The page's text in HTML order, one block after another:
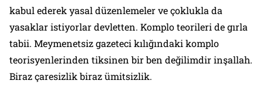
kabul ederek yasal düzenlemeler ve çoklukla da
yasaklar istiyorlar devletten. Komplo teorileri de gırla
tabii. Meymenetsiz gazeteci kılığındaki komplo
teorisyenlerinden tiksinen bir ben değilimdir inşallah.
Biraz çaresizlik biraz ümitsizlik.